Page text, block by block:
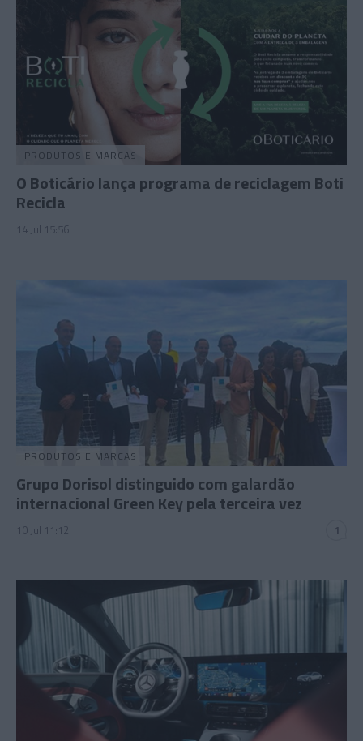
PRODUTOS E MARCAS
O Boticário lança programa de reciclagem Boti
Recicla
14 Jul 15:56
PRODUTOS E MARCAS
Grupo Dorisol distinguido com galardão
internacional Green Key pela terceira vez
10 Jul 11:12 1